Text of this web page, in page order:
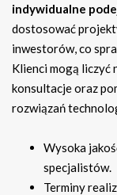
indywidualne
dostosować
inwestorów, co
Klienci mogą liczyć
konsultacje oraz
rozwiązań
Wysoka
specjalistów.
Terminy